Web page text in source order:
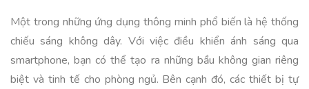
Một trong những ứng dụng thông minh phổ biến là hệ thống
chiếu sáng không dây. Với việc điều khiển ánh sáng qua
smartphone, bạn có thể tạo ra những bầu không gian riêng
biệt và tinh tế cho phòng ngủ. Bên cạnh đó, các thiết bị tự